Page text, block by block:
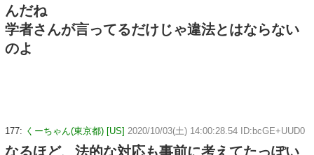
んだね
学者さんが言ってるだけじゃ違法とはならない
のよ
177: くーちゃん(東京都) [US] 2020/10/03(土) 14:00:28.54 ID:bcGE+UUD0
なるほど、法的な対応も事前に考えてたっぽい